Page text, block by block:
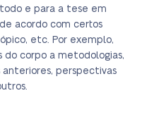
e para a tese em
acordo com certos
etc. Por exemplo,
do corpo a metodologias,
perspectivas